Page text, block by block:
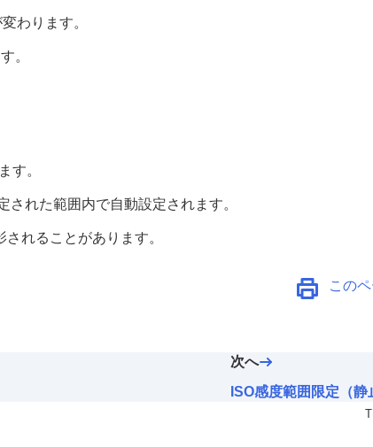
わります。
。
す。
された範囲内で自動設定されます。
れることがあります。
この
次へ
ISO感度範囲限定（静